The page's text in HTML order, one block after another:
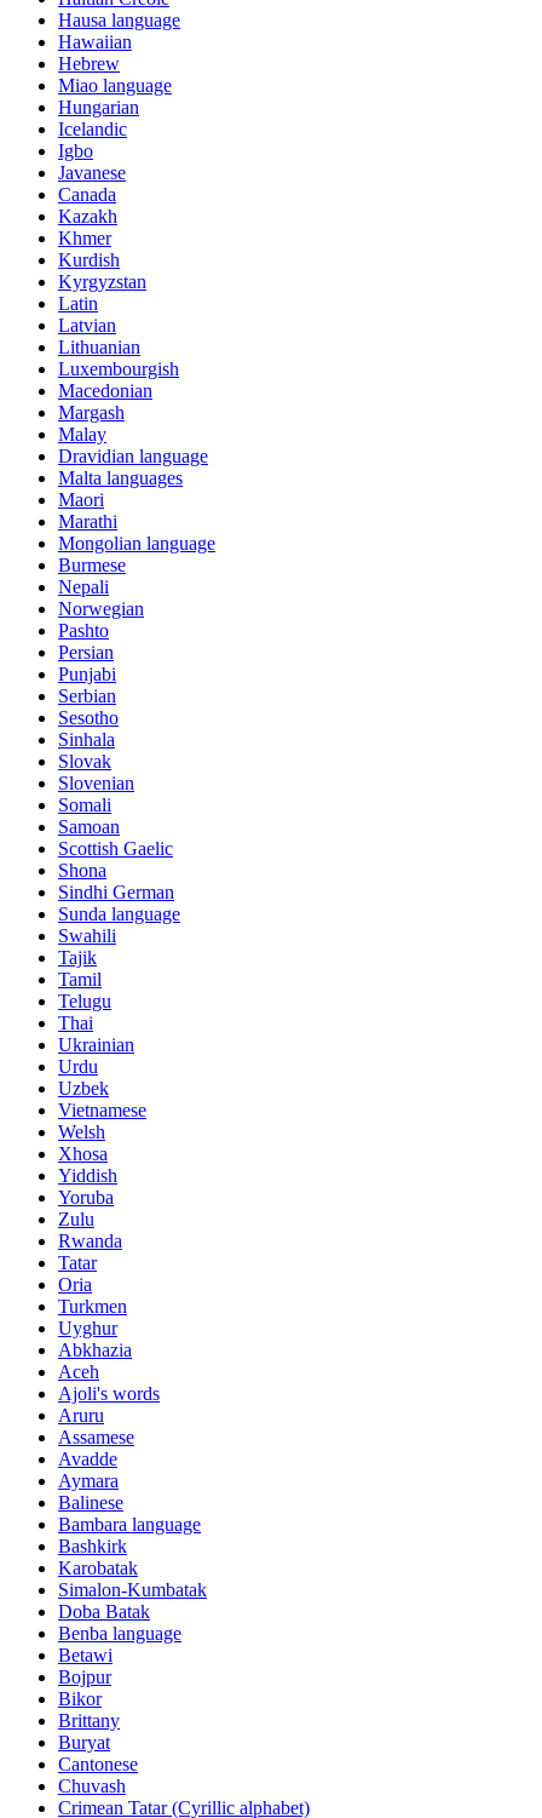
Hausa language
Hawaiian
Hebrew
Miao language
Hungarian
Icelandic
Igbo
Javanese
Canada
Kazakh
Khmer
Kurdish
Kyrgyzstan
Latin
Latvian
Lithuanian
Luxembourgish
Macedonian
Margash
Malay
Dravidian language
Malta languages
Maori
Marathi
Mongolian language
Burmese
Nepali
Norwegian
Pashto
Persian
Punjabi
Serbian
Sesotho
Sinhala
Slovak
Slovenian
Somali
Samoan
Scottish Gaelic
Shona
Sindhi German
Sunda language
Swahili
Tajik
Tamil
Telugu
Thai
Ukrainian
Urdu
Uzbek
Vietnamese
Welsh
Xhosa
Yiddish
Yoruba
Zulu
Rwanda
Tatar
Oria
Turkmen
Uyghur
Abkhazia
Aceh
Ajoli's words
Aruru
Assamese
Avadde
Aymara
Balinese
Bambara language
Bashkirk
Karobatak
Simalon-Kumbatak
Doba Batak
Benba language
Betawi
Bojpur
Bikor
Brittany
Buryat
Cantonese
Chuvash
Crimean Tatar (Cyrillic alphabet)